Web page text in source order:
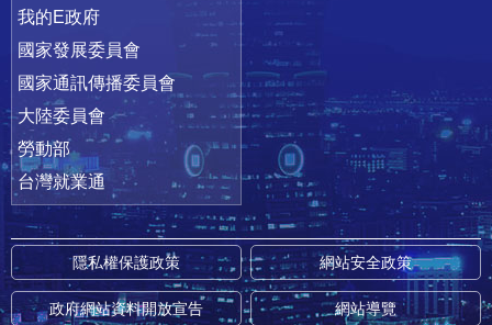
我的E政府
國家發展委員會
國家通訊傳播委員會
大陸委員會
勞動部
台灣就業通
隱私權保護政策 網站安全政策
政府網站資料開放宣告 網站導覽